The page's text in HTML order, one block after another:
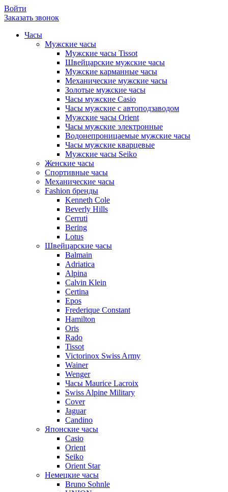
Войти
Заказать звонок
Часы
Мужские часы
Мужские часы Tissot
Швейцарские мужские часы
Мужские карманные часы
Механические мужские часы
Золотые мужские часы
Часы мужские Casio
Часы мужские с автоподзаводом
Мужские часы Orient
Часы мужские электронные
Водонепроницаемые мужские часы
Часы мужские кварцевые
Мужские часы Seiko
Женские часы
Спортивные часы
Механические часы
Fashion бренды
Kenneth Cole
Beverly Hills
Cerruti
Bering
Lotus
Швейцарские часы
Balmain
Adriatica
Alpina
Calvin Klein
Certina
Epos
Frederique Constant
Hamilton
Oris
Rado
Tissot
Victorinox Swiss Army
Wainer
Wenger
Часы Maurice Lacroix
Swiss Alpine Military
Cover
Jaguar
Candino
Японские часы
Casio
Orient
Seiko
Orient Star
Немецкие часы
Bruno Sohnle